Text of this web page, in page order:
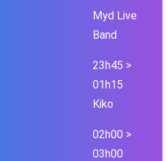
Myd Live
Band
23h45 >
01h15
Kiko
02h00 >
03h00